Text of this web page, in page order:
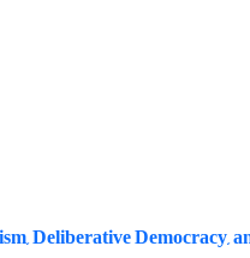
Deliberative Democracy,